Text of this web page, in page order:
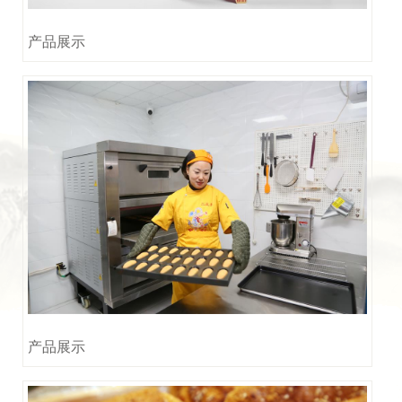
产品展示
产品展示